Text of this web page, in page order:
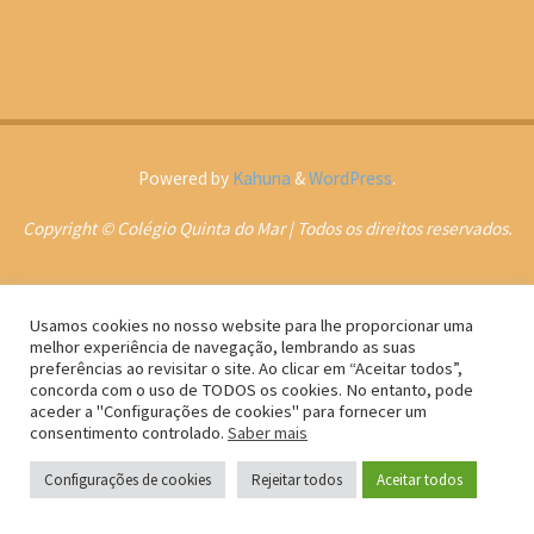
Powered by Kahuna &WordPress.
Copyright © Colégio Quinta do Mar | Todos os direitos reservados.
Usamos cookies no nosso website para lhe proporcionar uma
melhor experiência de navegação, lembrando as suas
preferências ao revisitar o site. Ao clicar em “Aceitar todos”,
concorda com o uso de TODOS os cookies. No entanto, pode
aceder a "Configurações de cookies" para fornecer um
consentimento controlado. Saber mais
Configurações de cookies Rejeitar todos Aceitar todos